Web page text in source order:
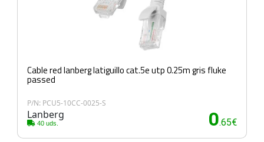
Cable red lanberg latiguillo cat.5e utp 0.25m gris fluke
passed
P/N: PCU5-10CC-0025-S
Lanberg
40 uds. 0.65€